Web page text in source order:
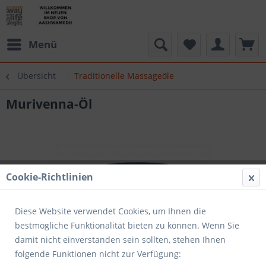
Menü
Übersicht Traditionelle Massageöle
Murivenna-Öl
Cookie-Richtlinien
Diese Website verwendet Cookies, um Ihnen die
bestmögliche Funktionalität bieten zu können. Wenn Sie
damit nicht einverstanden sein sollten, stehen Ihnen
folgende Funktionen nicht zur Verfügung: